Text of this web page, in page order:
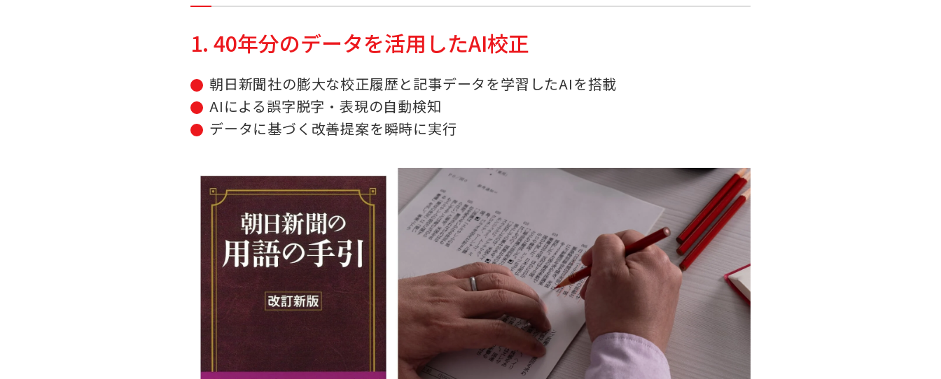
1. 40年分のデータを活用したAI校正
朝日新聞社の膨大な校正履歴と記事データを学習したAIを搭載
AIによる誤字脱字・表現の自動検知
データに基づく改善提案を瞬時に実行